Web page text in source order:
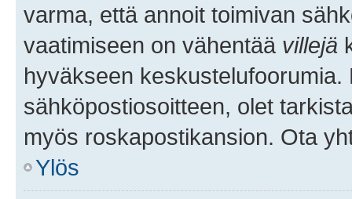
varma, että annoit toimivan
vaatimiseen on vähentää villejä
hyväkseen
sähköpostiosoitteen, olet
myös roskapostikansion. Ota
Ylös